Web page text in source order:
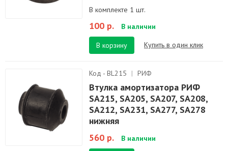
В комплекте 1 шт.
100 р. В наличии
В корзину Купить в один клик
Код - BL215 | РИФ
Втулка амортизатора РИФ
SA215, SA205, SA207, SA208,
SA212, SA231, SA277, SA278
нижняя
560 р.
В наличии